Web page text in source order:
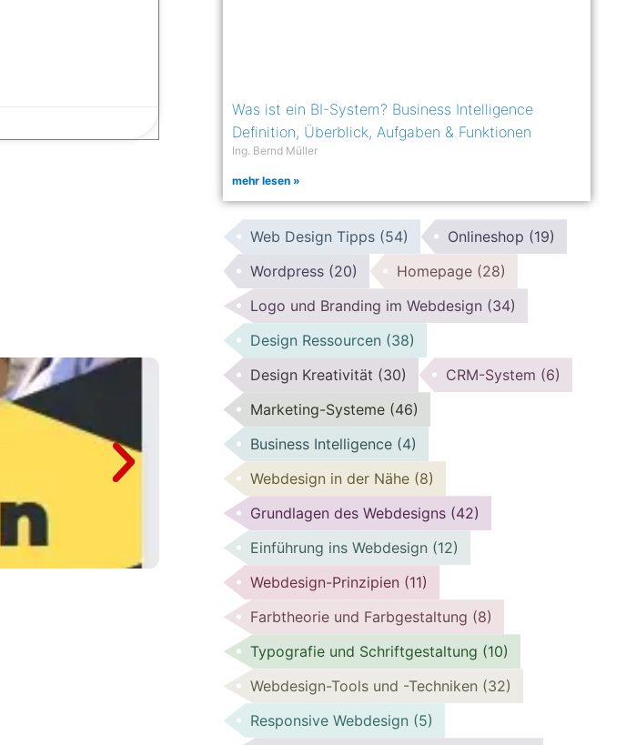
Was ist ein BI-System? Business Intelligence
Definition, Überblick, Aufgaben & Funktionen
Ing. Bernd Müller
mehr lesen »
Web Design Tipps (54) Onlineshop (19)
Wordpress (20) Homepage (28)
Logo und Branding im Webdesign (34)
Design Ressourcen (38)
Design Kreativität (30) CRM-System (6)
Marketing-Systeme (46)
Business Intelligence (4)
Webdesign in der Nähe (8)
Grundlagen des Webdesigns (42)
Einführung ins Webdesign (12)
Webdesign-Prinzipien (11)
Farbtheorie und Farbgestaltung (8)
Typografie und Schriftgestaltung (10)
Webdesign-Tools und -Techniken (32)
Responsive Webdesign (5)